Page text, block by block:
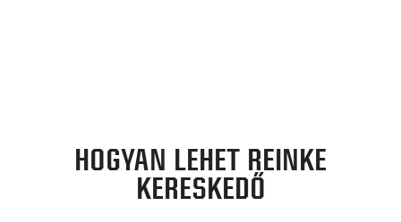
HOGYAN LEHET REINKE
KERESKEDŐ